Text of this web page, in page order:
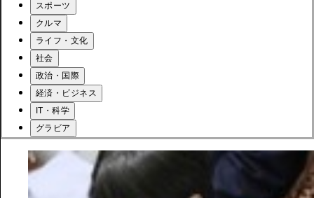
スポーツ
クルマ
ライフ・文化
社会
政治・国際
経済・ビジネス
IT・科学
グラビア